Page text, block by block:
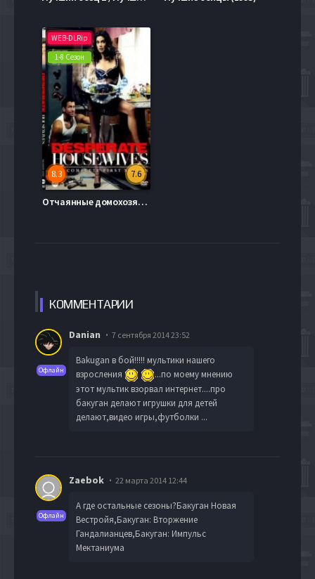
WEB-DLRip
1-8 Сезон
7.6
8.3
Отчаянные домохозяйки (1-8 Сезон)
КОММЕНТАРИИ
Офлайн
Danian 7 сентября 2014 23:52
Bakugan в бой!!!!! мультики нашего
взросления
...по моему мнению
этот мультик взорвал интернет....про
бакуган делают игрушки для детей
делают,видео игры,футболки ...
Офлайн
Zaebok 22 марта 2014 12:44
А где остальные сезоны?Бакуган Новая
Вестройя,Бакуган: Вторжение
Гандалианцев,Бакуган: Импульс
Мектаниума